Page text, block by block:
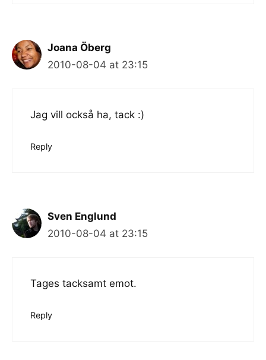
Joana Öberg
2010-08-04 at 23:15
Jag vill också ha, tack :)
Reply
Sven Englund
2010-08-04 at 23:15
Tages tacksamt emot.
Reply